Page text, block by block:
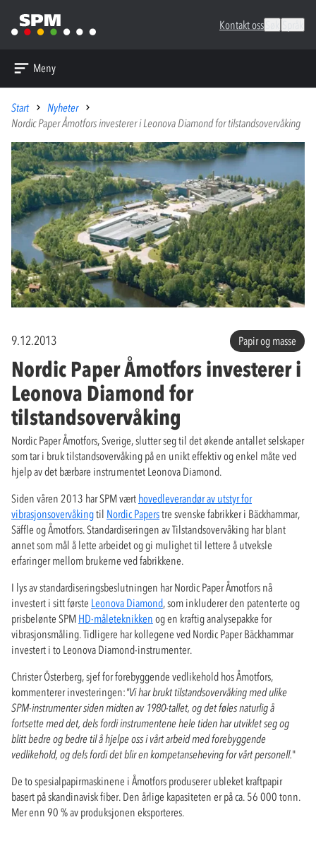
Kontakt oss
Meny
Start
Nyheter
Nordic Paper Åmotfors investerer i Leonova Diamond for tilstandsovervåking
9.12.2013 Papir og masse
Nordic Paper Åmotfors investerer i
Leonova Diamond for
tilstandsovervåking
Nordic Paper Åmotfors, Sverige, slutter seg til det økende antallet selskaper
som tar i bruk tilstandsovervåking på en unikt effektiv og enkel måte ved
hjelp av det bærbare instrumentet Leonova Diamond.
Siden våren 2013 har SPM vært hovedleverandør av utstyr for
vibrasjonsovervåkingtil Nordic Paperstre svenske fabrikker i Bäckhammar,
Säffle og Åmotfors. Standardiseringen av Tilstandsovervåking har blant
annet som mål å lette arbeidet og gi mulighet til lettere å utveksle
erfaringer mellom brukerne ved fabrikkene.
I lys av standardiseringsbeslutningen har Nordic Paper Åmotfors nå
investert i sitt første Leonova Diamond, som inkluderer den patenterte og
prisbelønte SPM HD-måleteknikken og en kraftig analysepakke for
vibrasjonsmåling. Tidligere har kollegene ved Nordic Paper Bäckhammar
investert i to Leonova Diamond-instrumenter.
Christer Österberg, sjef for forebyggende vedlikehold hos Åmotfors,
kommenterer investeringen:"Vi har brukt tilstandsovervåking med ulike
SPM-instrumenter siden midten av 1980-tallet, og det føles naturlig å
fortsette med det, dels fordi instrumentene hele tiden har utviklet seg og
blitt bedre og bedre til å hjelpe oss i vårt arbeid med forebyggende
vedlikehold, og dels fordi det blir en kompetanseheving for vårt personell."
De to spesialpapirmaskinene i Åmotfors produserer ubleket kraftpapir
basert på skandinavisk fiber. Den årlige kapasiteten er på ca. 56 000 tonn.
Mer enn 90 % av produksjonen eksporteres.